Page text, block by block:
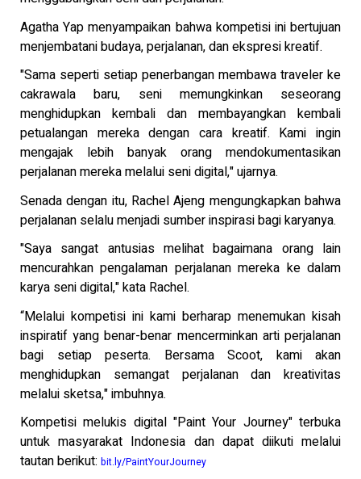
Agatha Yap menyampaikan bahwa kompetisi ini bertujuan
menjembatani budaya, perjalanan, dan ekspresi kreatif.
"Sama seperti setiap penerbangan membawa traveler ke
cakrawala baru, seni memungkinkan seseorang
menghidupkan kembali dan membayangkan kembali
petualangan mereka dengan cara kreatif. Kami ingin
mengajak lebih banyak orang mendokumentasikan
perjalanan mereka melalui seni digital," ujarnya.
Senada dengan itu, Rachel Ajeng mengungkapkan bahwa
perjalanan selalu menjadi sumber inspirasi bagi karyanya.
"Saya sangat antusias melihat bagaimana orang lain
mencurahkan pengalaman perjalanan mereka ke dalam
karya seni digital," kata Rachel.
“Melalui kompetisi ini kami berharap menemukan kisah
inspiratif yang benar-benar mencerminkan arti perjalanan
bagi setiap peserta. Bersama Scoot, kami akan
menghidupkan semangat perjalanan dan kreativitas
melalui sketsa," imbuhnya.
Kompetisi melukis digital "Paint Your Journey" terbuka
untuk masyarakat Indonesia dan dapat diikuti melalui
tautan berikut: bit.ly/PaintYourJourney